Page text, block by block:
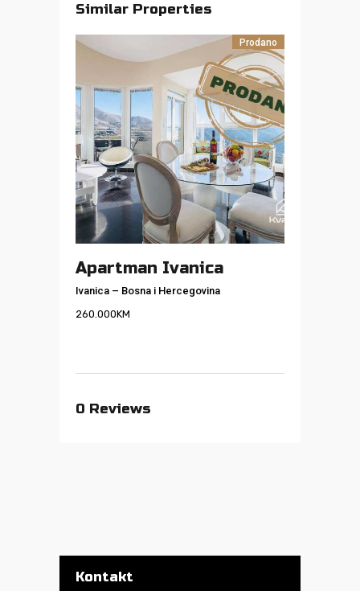
Similar Properties
Prodano
Apartman Ivanica
Ivanica – Bosna i Hercegovina
260.000KM
0 Reviews
Kontakt